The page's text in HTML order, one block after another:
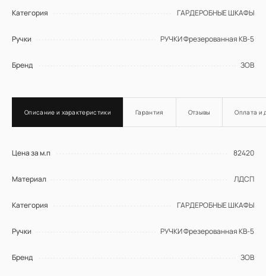
Категория ГАРДЕРОБНЫЕ ШКАФЫ
Ручки РУЧКИ Фрезерованная КВ-5
Бренд ЗОВ
Описание и характеристики Гарантия Отзывы Оплата и
Цена за м.п 82420
Материал ЛДСП
Категория ГАРДЕРОБНЫЕ ШКАФЫ
Ручки РУЧКИ Фрезерованная КВ-5
Бренд ЗОВ